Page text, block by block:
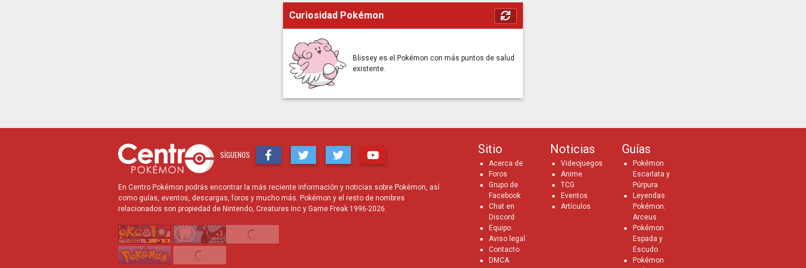
Curiosidad Pokémon
Blissey es el Pokémon con más puntos de salud
existente.
SÍGUENOS
En Centro Pokémon podrás encontrar la más reciente información y noticias sobre Pokémon, así
como guías, eventos, descargas, foros y mucho más. Pokémon y el resto de nombres
relacionados son propiedad de Nintendo, Creatures Inc y Game Freak 1996-2026.
Sitio
Acerca de
Foros
Grupo de
Facebook
Chat en
Discord
Equipo
Aviso legal
Contacto
DMCA
Noticias
Videojuegos
Anime
TCG
Eventos
Artículos
Guías
Pokémon
Escarlata y
Púrpura
Leyendas
Pokémon:
Arceus
Pokémon
Espada y
Escudo
Pokémon